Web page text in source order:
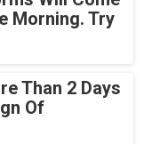
Morning. Try
Than 2 Days
Of